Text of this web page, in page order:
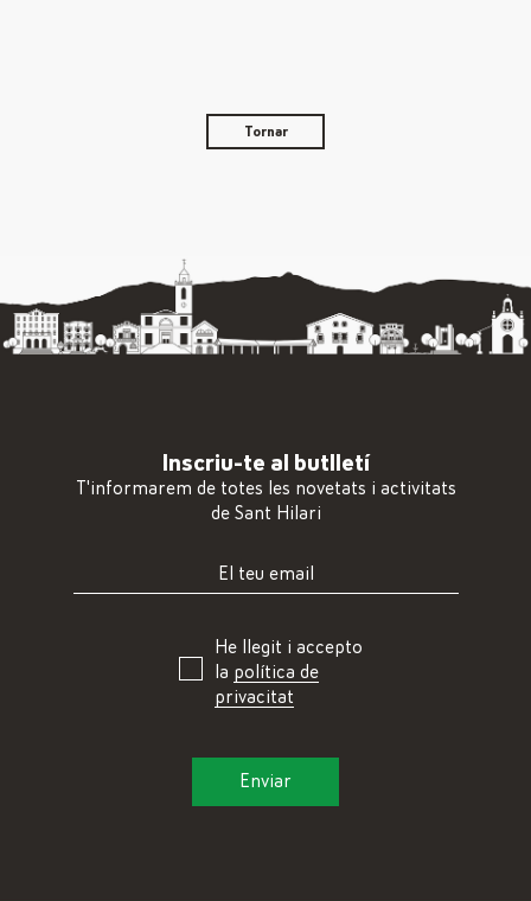
Tornar
Inscriu-te al butlletí
T'informarem de totes les novetats i activitats
de Sant Hilari
He llegit i accepto
la política de
privacitat